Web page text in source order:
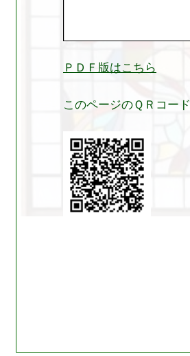
ＰＤＦ版はこちら
このページのＱＲコード